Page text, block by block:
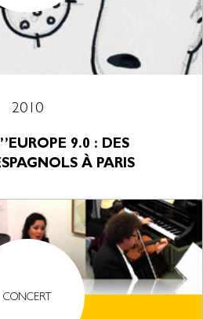
2010
9.0 : DES
À PARIS
CONCERT